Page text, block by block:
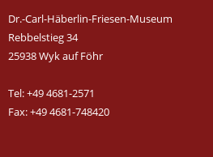
Dr.-Carl-Häberlin-Friesen-Museum
Rebbelstieg 34
25938 Wyk auf Föhr
Tel: +49 4681-2571
Fax: +49 4681-748420